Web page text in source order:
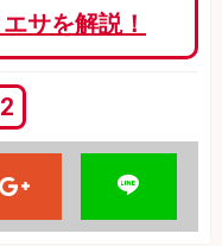
サを解説！
2